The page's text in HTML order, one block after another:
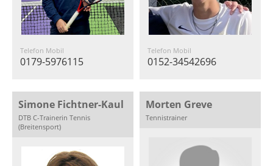
Telefon Mobil
0179-5976115
Telefon Mobil
0152-34542696
Simone Fichtner-Kaul
DTB C-Trainerin Tennis
(Breitensport)
Morten Greve
Tennistrainer